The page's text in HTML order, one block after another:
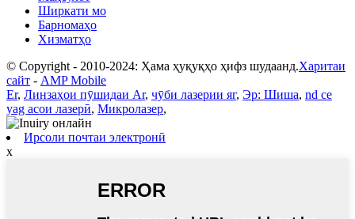
Ширкати мо
Барномаҳо
Хизматҳо
© Copyright - 2010-2024: Ҳама ҳуқуқҳо ҳифз шудаанд.Харитаи
сайт - AMP Mobile
Er, Линзаҳои пӯшидаи Ar, чӯби лазерии яг, Эр: Шиша, nd ce
yag асои лазерӣ, Микролазер,
Ирсоли почтаи электронӣ
x